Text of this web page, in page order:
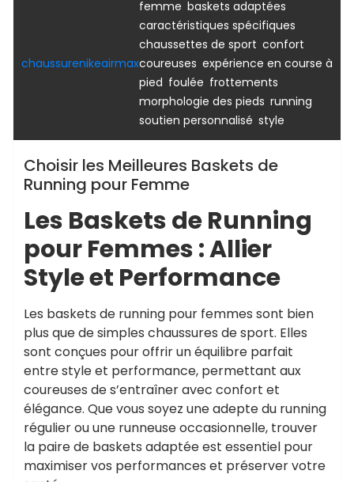
chaussurenikeairmax
femme baskets adaptées
caractéristiques spécifiques
chaussettes de sport confort
coureuses expérience en course à
pied foulée frottements
morphologie des pieds running
soutien personnalisé style
Choisir les Meilleures Baskets de
Running pour Femme
Les Baskets de Running
pour Femmes : Allier
Style et Performance
Les baskets de running pour femmes sont bien
plus que de simples chaussures de sport. Elles
sont conçues pour offrir un équilibre parfait
entre style et performance, permettant aux
coureuses de s’entraîner avec confort et
élégance. Que vous soyez une adepte du running
régulier ou une runneuse occasionnelle, trouver
la paire de baskets adaptée est essentiel pour
maximiser vos performances et préserver votre